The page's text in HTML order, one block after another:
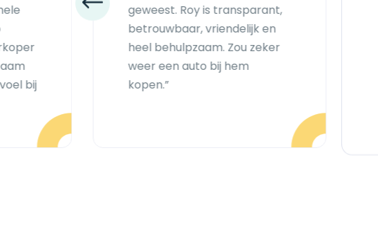
bij
geweest. Roy is transparant,
betrouwbaar, vriendelijk en
heel behulpzaam. Zou zeker
weer een auto bij hem
kopen.”